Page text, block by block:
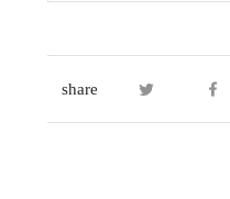
share